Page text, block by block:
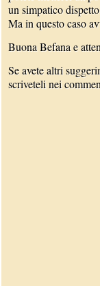
un simpatico
Ma in questo caso
Buona Befana e
Se avete altri
scriveteli nei